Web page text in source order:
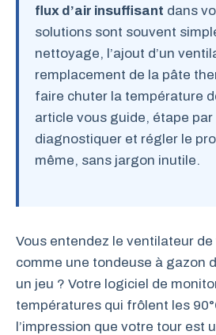
flux d’air insuffisant dans
solutions sont souvent
nettoyage, l’ajout d’un
remplacement de la pâte
faire chuter la température
article vous guide, étape
diagnostiquer et régler le
même, sans jargon inutile.
Vous entendez le ventilateur
comme une tondeuse à gazon
un jeu ? Votre logiciel de
températures qui frôlent les
l’impression que votre tour est